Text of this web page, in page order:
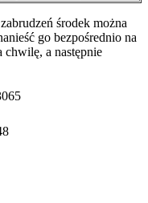
środek można
go bezpośrednio na
chwilę, a następnie